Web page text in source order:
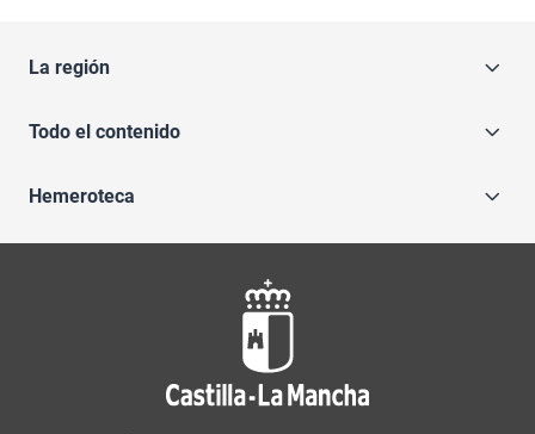
La región
Todo el contenido
Hemeroteca